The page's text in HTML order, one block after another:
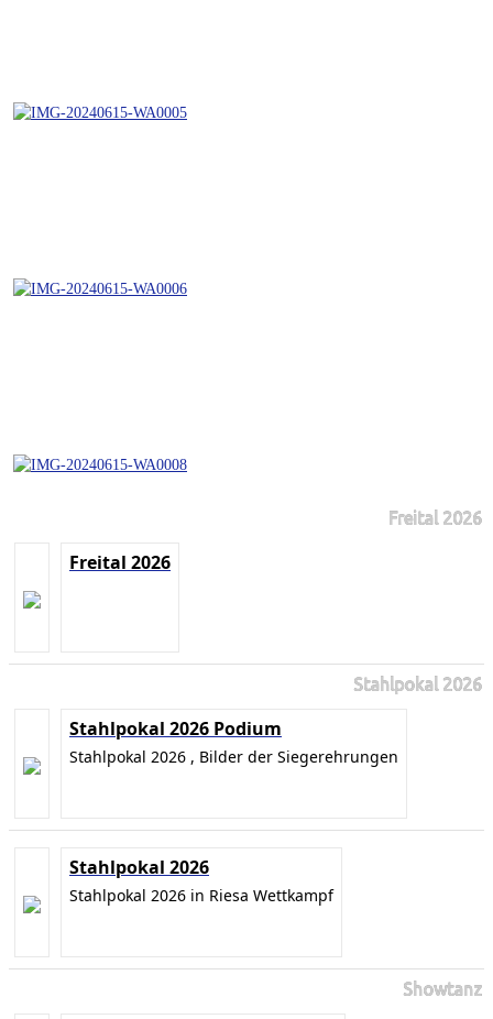
Freital 2026
Freital 2026
Stahlpokal 2026
Stahlpokal 2026 Podium
Stahlpokal 2026 , Bilder der Siegerehrungen
Stahlpokal 2026
Stahlpokal 2026 in Riesa Wettkampf
Showtanz